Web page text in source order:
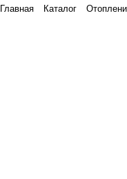
Главная Каталог